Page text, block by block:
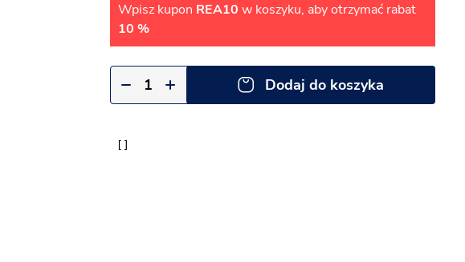
Wpisz kupon REA10 w koszyku, aby otrzymać rabat
10 %
Dodaj do koszyka